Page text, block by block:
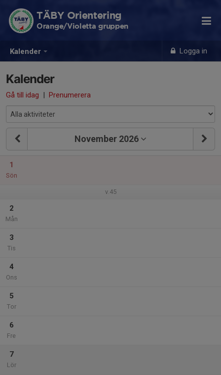
Kalender Logga in
TÄBY Orientering
Orange/Violetta gruppen
Kalender
Gå till idag | Prenumerera
November 2026
1
Sön
v.45
2
Mån
3
Tis
4
Ons
5
Tor
6
Fre
7
Lör